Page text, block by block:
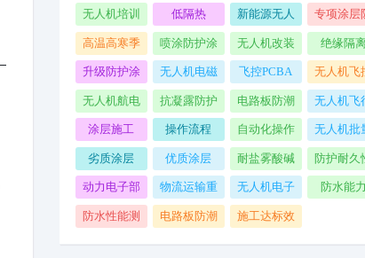
路板
无人机培训 低隔热
新能源无人
机
专项涂层
护处理
高温高寒季
节作业
喷涂防护涂
层
无人机改装
升级
绝缘隔
升级防护涂
层
无人机电磁
干扰
飞控PCBA
无人机飞
系统专用
护涂层
无人机航电
系统
抗凝露防护 电路板防潮
无人机飞
使用
涂层施工 操作流程
自动化操作
方法
无人机批
涂层施
劣质涂层 优质涂层 耐盐雾酸碱 防护耐久
动力电子部
件
物流运输重
载无人机
无人机电子
涂层
防水能
防水性能测
电路板防潮
施工达标效